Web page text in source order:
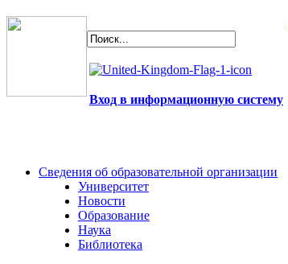
Вход в информационную систему
Сведения об образовательной организации
Университет
Новости
Образование
Наука
Библиотека